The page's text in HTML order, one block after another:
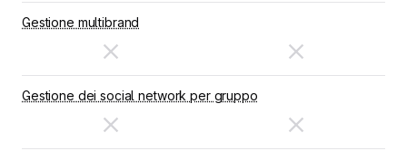
Gestione multibrand
Gestione dei social network per gruppo